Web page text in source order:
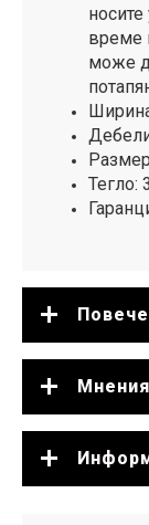
време
може
Тегло:
Мнения